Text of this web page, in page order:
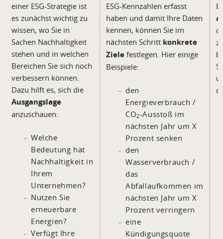
einer ESG-Strategie ist
es zunächst wichtig zu
wissen, wo Sie in
Sachen Nachhaltigkeit
stehen und in welchen
Bereichen Sie sich noch
verbessern können.
Dazu hilft es, sich die
Ausgangslage
anzuschauen:
Welche
Bedeutung hat
Nachhaltigkeit in
Ihrem
Unternehmen?
Nutzen Sie
erneuerbare
Energien?
Verfügt Ihre
ESG-Kennzahlen erfasst
haben und damit Ihre Daten
kennen, können Sie im
nächsten Schritt konkrete
Ziele festlegen. Hier einige
Beispiele:
den
Energieverbrauch /
CO2-Ausstoß im
nächsten Jahr um X
Prozent senken
den
Wasserverbrauch /
das
Abfallaufkommen im
nächsten Jahr um X
Prozent verringern
eine
Kündigungsquote